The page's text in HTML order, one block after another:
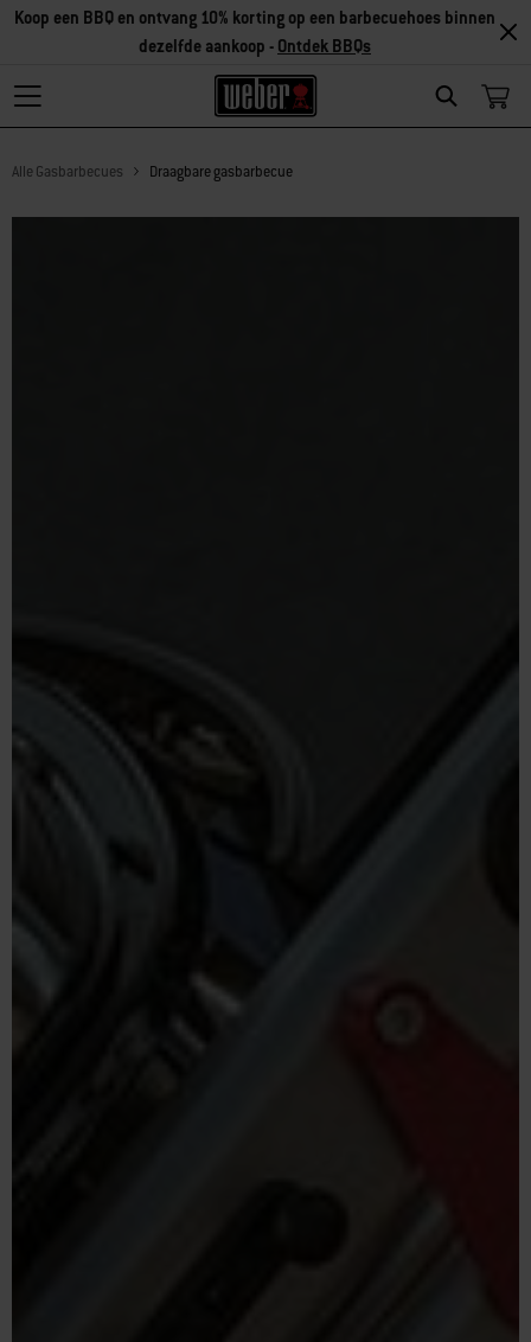
Search
Koop een BBQ en ontvang 10% korting op een barbecuehoes binnen
dezelfde aankoop - Ontdek BBQs
Alle Gasbarbecues Draagbare gasbarbecue